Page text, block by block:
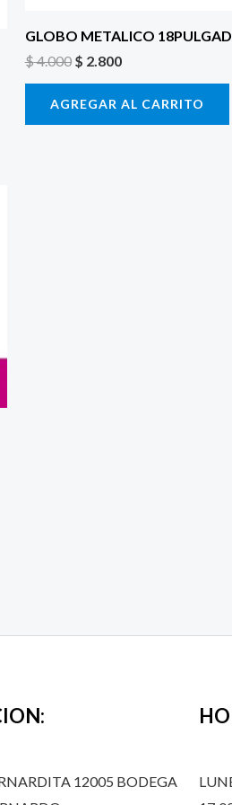
GLOBO METALICO
$4.000 $ 2.800
AGREGAR AL CARRITO
12005 BODEGA